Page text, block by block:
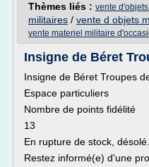
Thèmes liés : vente
militaires / vente d objets
vente materiel militaire
Insigne de Béret
Insigne de Béret Troupes
Espace particuliers
Nombre de points fidélité
13
En rupture de stock, désolé.
Restez informé(e) d'une